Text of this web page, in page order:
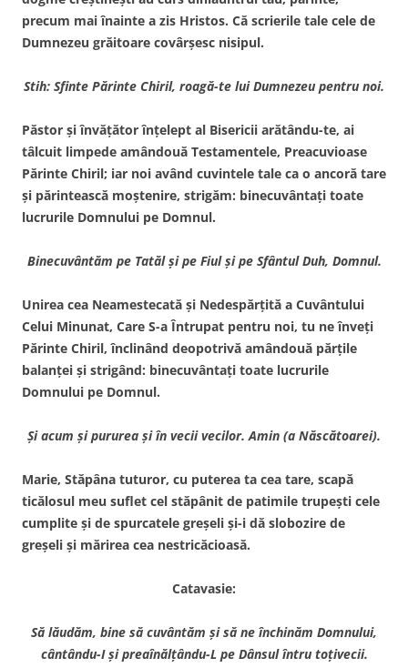
precum mai înainte a zis Hristos. Că scrierile tale cele de
Dumnezeu grăitoare covârşesc nisipul.
Stih: Sfinte Părinte Chiril, roagă-te lui Dumnezeu pentru noi.
Păstor şi învăţător înţelept al Bisericii arătându-te, ai
tâlcuit limpede amândouă Testamen­tele, Preacuvioase
Părinte Chiril; iar noi având cuvintele tale ca o ancoră tare
şi părintească moştenire, strigăm: binecu­vântaţi toate
lucrurile Domnului pe Domnul.
Binecuvântăm pe Tatăl şi pe Fiul şi pe Sfântul Duh, Domnul.
Unirea cea Neamestecată şi Nedespărţită a Cuvântului
Celui Minunat, Care S-a Întrupat pentru noi, tu ne înveţi
Părinte Chiril, înclinând deopotrivă amândouă părţile
balanţei şi strigând: binecuvântaţi toate lucrurile
Domnului pe Domnul.
Şi acum şi pururea şi în vecii vecilor. Amin (a Născătoarei).
Marie, Stăpâna tuturor, cu puterea ta cea tare, scapă
ticălosul meu suflet cel stăpânit de patimile trupeşti cele
cumplite şi de spurcatele greşeli şi-i dă slobozire de
greşeli şi mărirea cea nestricăcioasă.
Catavasie:
Să lăudăm, bine să cuvântăm şi să ne închinăm Domnului,
cântându-I şi preaînălţându-L pe Dânsul întru toţivecii.